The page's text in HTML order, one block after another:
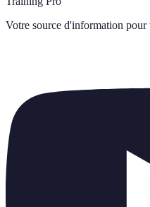
Votre source d'information pour